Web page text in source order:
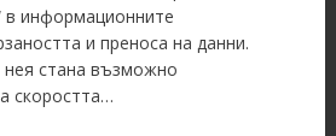
в информационните
и преноса на данни.
нея стана възможно
скоростта…